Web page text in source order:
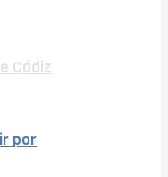
Cádiz
por